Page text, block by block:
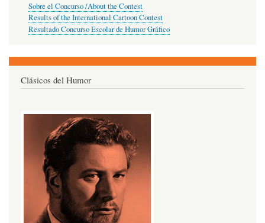
Sobre el Concurso /About the Contest
Results of the International Cartoon Contest
Resultado Concurso Escolar de Humor Gráfico
Clásicos del Humor